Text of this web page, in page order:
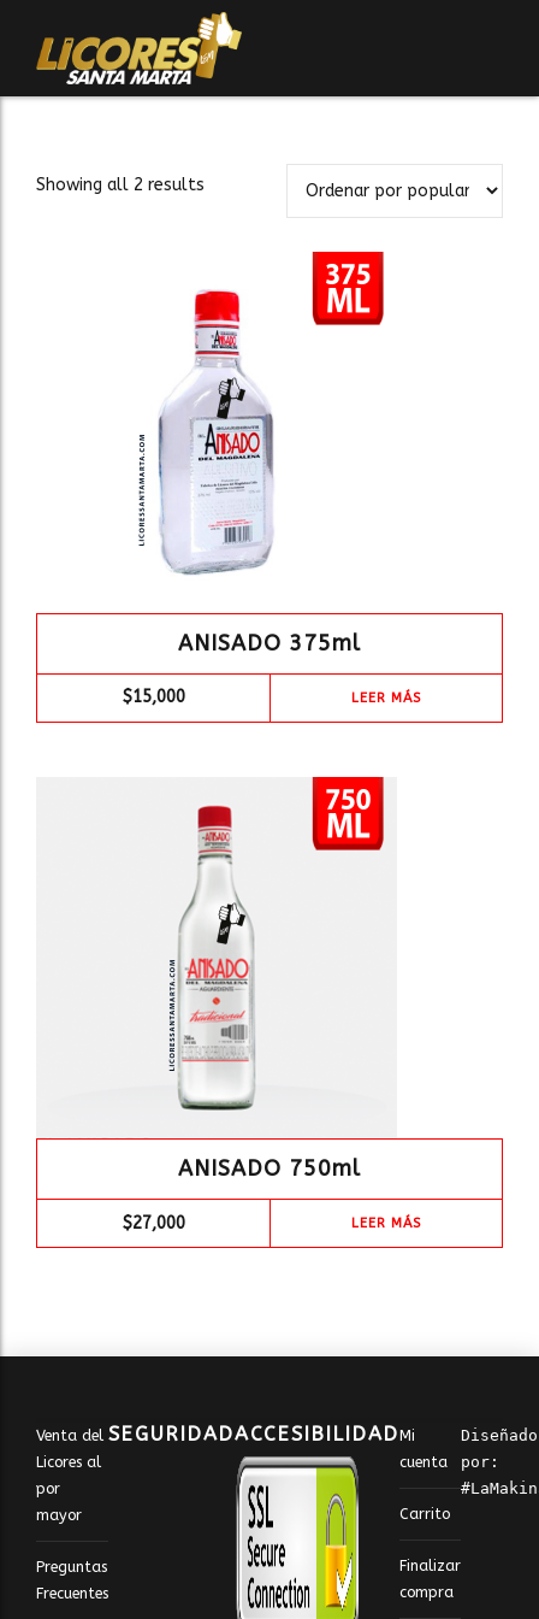
Showing all 2 results
ANISADO 375ml
$15,000 LEER MÁS
ANISADO 750ml
$27,000 LEER MÁS
Venta del
Licores al
por
mayor
Preguntas
Frecuentes
SEGURIDADACCESIBILIDADMi
cuenta
Carrito
Finalizar
compra
Diseñado
por: